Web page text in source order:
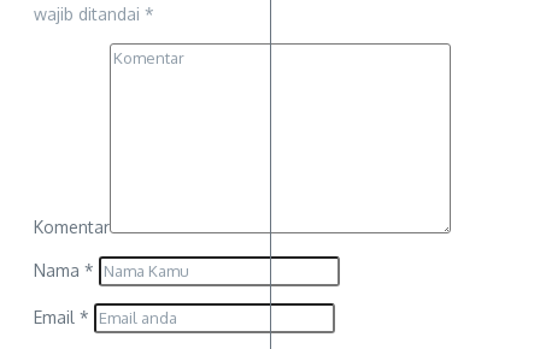
wajib ditandai *
Komentar
Nama *
Email *